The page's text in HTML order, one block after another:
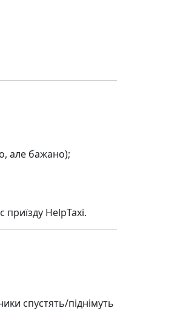
але бажано);
приїзду HelpTaxi.
спустять/піднімуть